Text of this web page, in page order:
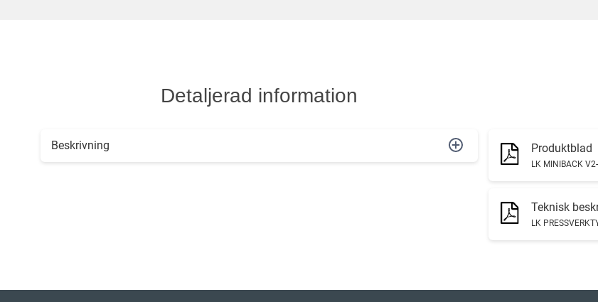
Detaljerad information
Beskrivning Produktblad
LK MINIBACK
Teknisk
LK